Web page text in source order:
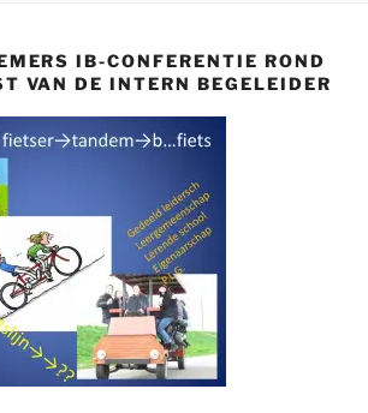
IB-CONFERENTIE ROND
VAN DE INTERN BEGELEIDER